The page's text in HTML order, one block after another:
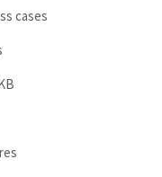
cases